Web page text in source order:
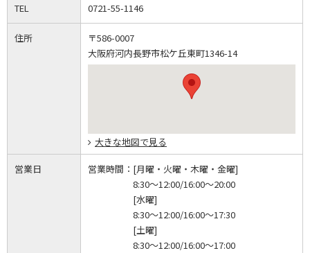
TEL 0721-55-1146
住所
〒586-0007
大阪府河内長野市松ケ丘東町1346-14
大きな地図で見る
営業日 営業時間： [月曜・火曜・木曜・金曜]
8:30～12:00/16:00～20:00
[水曜]
8:30～12:00/16:00～17:30
[土曜]
8:30～12:00/16:00～17:00